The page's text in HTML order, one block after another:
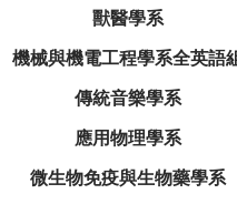
獸醫學系
機械與機電工程學系全英語
傳統音樂學系
應用物理學系
微生物免疫與生物藥學系